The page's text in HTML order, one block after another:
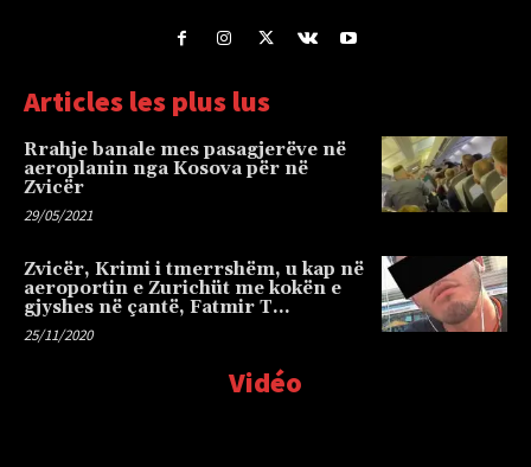
Articles les plus lus
Rrahje banale mes pasagjerëve në
aeroplanin nga Kosova për në
Zvicër
29/05/2021
Zvicër, Krimi i tmerrshëm, u kap në
aeroportin e Zurichüt me kokën e
gjyshes në çantë, Fatmir T…
25/11/2020
Vidéo